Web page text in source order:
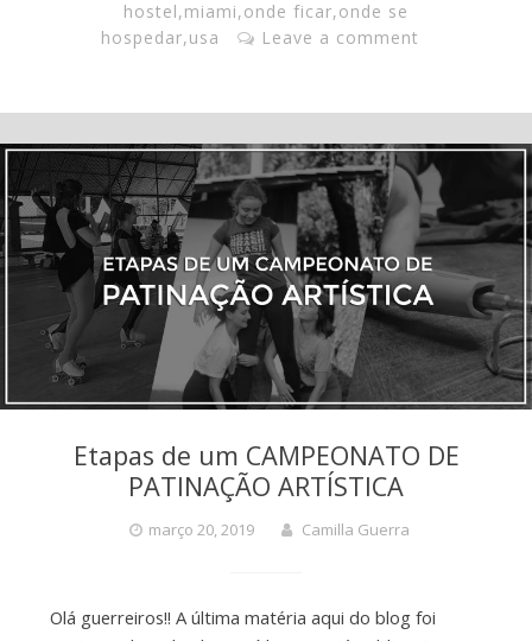
hostel,miami,onde ficar,onde se
hospedar,usa Leave a comment
Etapas de um CAMPEONATO DE
PATINAÇÃO ARTÍSTICA
março 20, 2019 Camilla Guerra
Olá guerreiros!! A última matéria aqui do blog foi